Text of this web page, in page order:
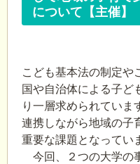
について【主催】
こども基本法の制定や
国や自治体による子ど
り一層求められていま
連携しながら地域の子
重要な課題となってい
今回、２つの大学の